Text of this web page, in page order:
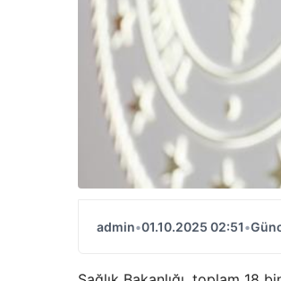
admin•01.10.2025 02:51•